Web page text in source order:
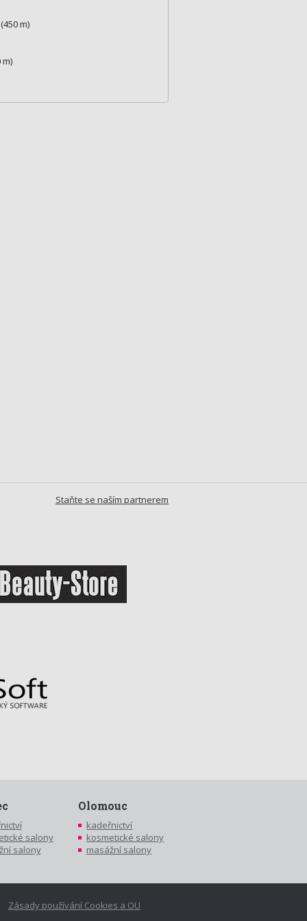
m)
Staňte se naším partnerem
salony
salony
Olomouc
kadeřnictví
kosmetické salony
masážní salony
Zásady používání Cookies a OU